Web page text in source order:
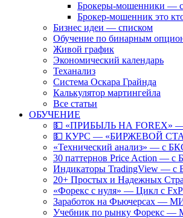
Брокеры-мошенники —
Брокер-мошенник это
Бизнес идеи — списком
Обучение по бинарным
Живой график
Экономический календарь
Теханализ
Система Оскара Грайнда
Калькулятор мартингейла
Все статьи
ОБУЧЕНИЕ
💵 «ПРИБЫЛЬ НА FOREX»
💵 КУРС — «БИРЖЕВОЙ
«Технический анализ» — с
30 паттернов Price Action — с
Индикаторы TradingView — с
20+ Простых и Надежных
«Форекс с нуля» — Цикл с
Заработок на Фьючерсах —
Учебник по рынку Форекс